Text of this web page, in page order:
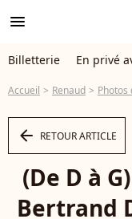
menu
Billetterie En privé
Accueil Renaud Photos
arrow_left RETOUR ARTICLE
(De D à
Bertrand